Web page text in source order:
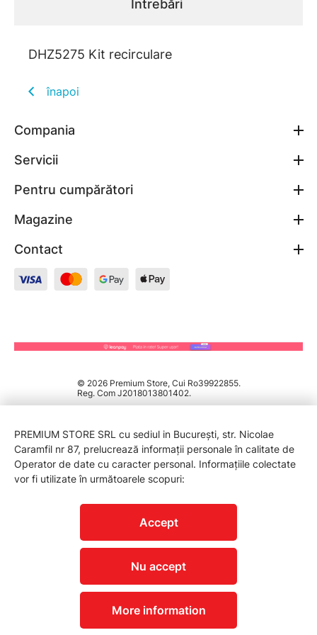
Întrebări
DHZ5275 Kit recirculare
înapoi
Compania
Servicii
Pentru cumpărători
Magazine
Contact
© 2026 Premium Store, Cui Ro39922855.
Reg. Com J2018013801402.
PREMIUM STORE SRL cu sediul in București, str. Nicolae
Caramfil nr 87, prelucrează informații personale în calitate de
Operator de date cu caracter personal. Informațiile colectate
vor fi utilizate în următoarele scopuri:
Accept
Nu accept
More information